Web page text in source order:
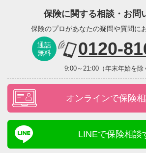
保険に関する相談・お問
保険のプロがあなたの疑問や質問に
通話
無料
0120-
9:00～21:00（年末年始を除
オンラインで保険
LINEで保険相談